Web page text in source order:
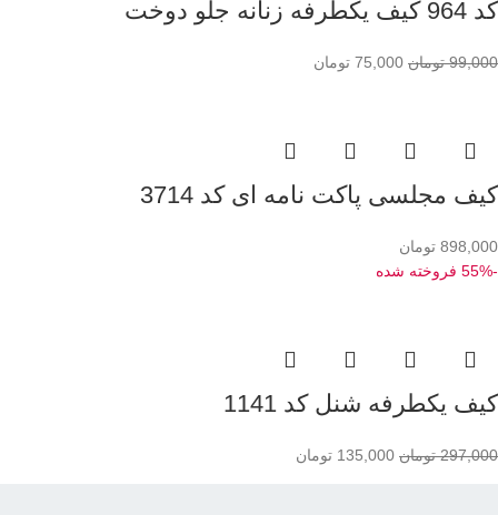
کد 964 کیف یکطرفه زنانه جلو دوخت
99,000 تومان 75,000 تومان
کیف مجلسی پاکت نامه ای کد 3714
898,000 تومان
-55%
فروخته شده
کیف یکطرفه شنل کد 1141
297,000 تومان 135,000 تومان